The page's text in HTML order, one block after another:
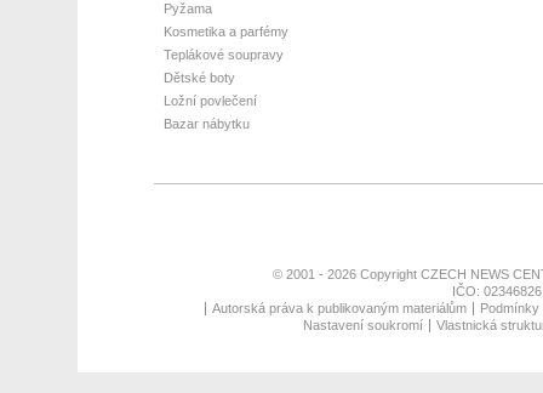
Pyžama
Kosmetika a parfémy
Teplákové soupravy
Dětské boty
Ložní povlečení
Bazar nábytku
© 2001 - 2026 Copyright CZECH NEWS
IČO:
Autorská práva k publikovaným materiálům
Nastavení soukromí
Vlastnická